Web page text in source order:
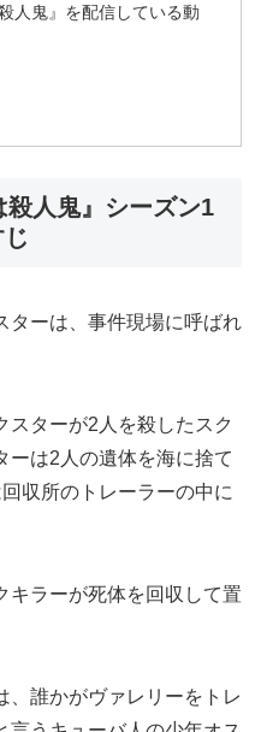
人鬼』を配信している動
殺人鬼』シーズン1
ターは、事件現場に呼ばれ
スターが2人を殺したスク
ーは2人の遺体を海に捨て
収所のトレーラーの中に
キラーが死体を回収して置
、誰かがヴァレリーをトレ